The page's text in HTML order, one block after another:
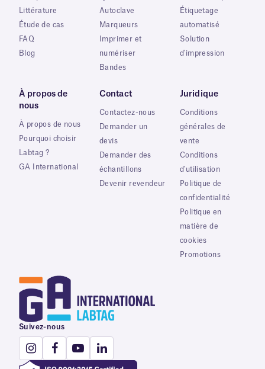
Littérature
Étude de cas
FAQ
Blog
Autoclave
Marqueurs
Imprimer et
numériser
Bandes
Étiquetage
automatisé
Solution
d'impression
À propos de
nous
À propos de nous
Pourquoi choisir
Labtag ?
GA International
Contact
Contactez-nous
Demander un
devis
Demander des
échantillons
Devenir revendeur
Juridique
Conditions
générales de
vente
Conditions
d'utilisation
Politique de
confidentialité
Politique en
matière de
cookies
Promotions
Suivez-nous